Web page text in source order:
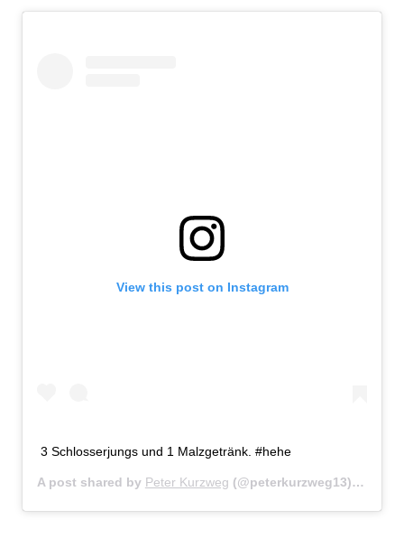
View this post on Instagram
3 Schlosserjungs und 1 Malzgetränk. #hehe
A post shared by Peter Kurzweg (@peterkurzweg13) on